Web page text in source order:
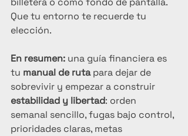
Que tu entorno te recuerde tu
elección.
En resumen: una guía financiera es
tu manual de ruta para dejar de
sobrevivir y empezar a construir
estabilidad y libertad: orden
semanal sencillo, fugas bajo control,
prioridades claras, metas